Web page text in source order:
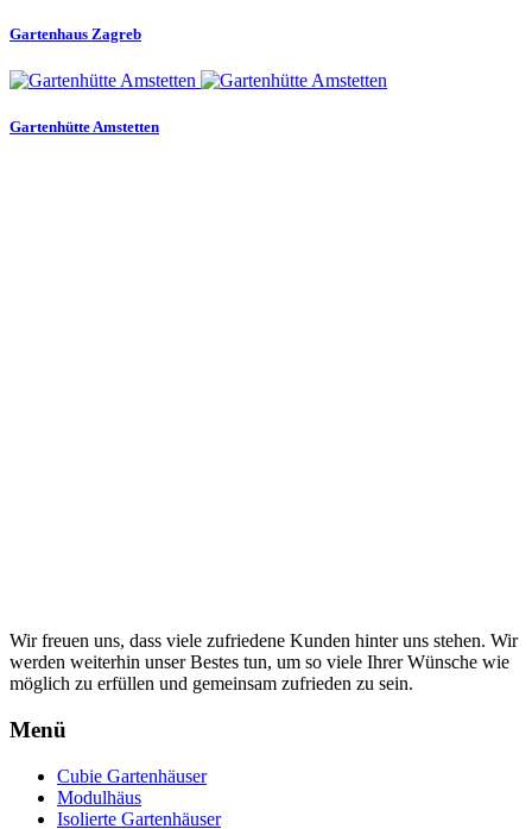
Gartenhaus Zagreb
Gartenhütte Amstetten
Wir freuen uns, dass viele zufriedene Kunden hinter uns stehen. Wir
werden weiterhin unser Bestes tun, um so viele Ihrer Wünsche wie
möglich zu erfüllen und gemeinsam zufrieden zu sein.
Menü
Cubie Gartenhäuser
Modulhäus
Isolierte Gartenhäuser